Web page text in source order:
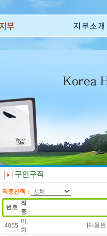
구인구직
직종선택 :
번호
직
종
4855
미
화
[채용